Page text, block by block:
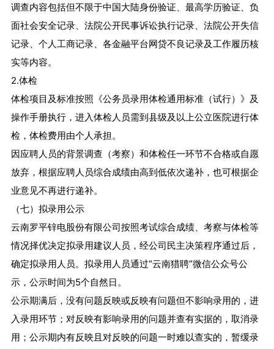
调查内容包括但不限于中国大陆身份验证、最高学历验证、负
面社会安全记录、法院公开民事诉讼执行记录、法院公开失信
记录、个人工商记录、各金融平台网贷不良记录及工作履历核
实等内容。
2.体检
体检项目及标准按照《公务员录用体检通用标准（试行）》及
操作手册执行，进入体检人员需到县级及以上公立医院进行体
检，体检费用由个人承担。
因应聘人员的背景调查（考察）和体检任一环节不合格或自愿
放弃，根据应聘人员综合成绩由高到低依次递补，也可根据企
业意见不再进行递补。
（七）拟录用公示
云南罗平锌电股份有限公司按照考试综合成绩、考察与体检等
情况择优决定拟录用建议人员，经公司民主决策程序通过后，
确定拟录用人员。拟录用人员通过“云南猎聘”微信公众号公
示，公示时间为5个自然日。
公示期满后，没有问题反映或反映有问题但不影响录用的，进
入录用环节；对反映有影响录用的问题并查有实据的，取消录
用；公示期内有反映且对反映的问题一时难以查实的，暂缓录